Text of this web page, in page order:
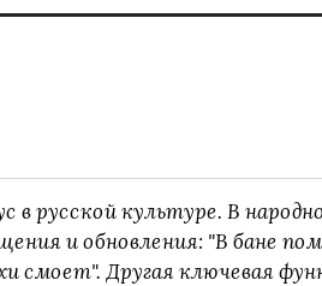
в русской культуре. В
и обновления: "В бане
смоет". Другая ключевая